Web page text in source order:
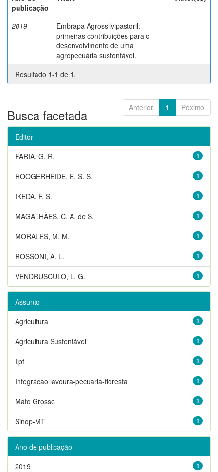
publicação
2019
Embrapa Agrossilvipastoril:
primeiras contribuições para o
desenvolvimento de uma
agropecuária sustentável.
-
Resultado 1-1 de 1.
Anterior 1 Póximo
Busca facetada
Editor
1
FARIA, G. R.
1
HOOGERHEIDE, E. S. S.
1
IKEDA, F. S.
1
MAGALHÃES, C. A. de S.
1
MORALES, M. M.
1
ROSSONI, A. L.
1
VENDRUSCULO, L. G.
Assunto
1
Agricultura
1
Agricultura Sustentável
1
Ilpf
1
Integracao lavoura-pecuaria-floresta
1
Mato Grosso
1
Sinop-MT
Ano de publicação
1
2019